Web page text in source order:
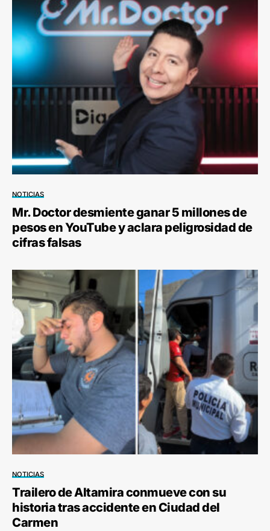
NOTICIAS
Mr. Doctor desmiente ganar 5 millones de
pesos en YouTube y aclara peligrosidad de
cifras falsas
NOTICIAS
Trailero de Altamira conmueve con su
historia tras accidente en Ciudad del
Carmen